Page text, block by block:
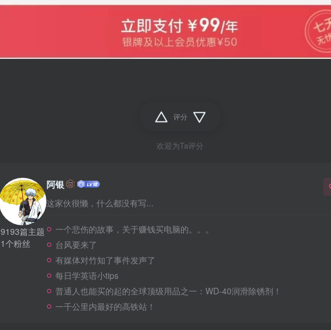
评分
欢迎为Ta评分
9193篇主题
1个粉丝
阿银
这家伙很懒，什么都没有写...
一个悲伤的故事，关于赚钱买电脑的。。。
台风要来了
有媒体对竹知了事件发声了
每日学英语小tips
普通人也能买的起的全球顶级用品之一：WD-40润滑除锈剂！
一千公里内最好的高铁站！